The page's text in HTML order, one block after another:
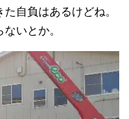
自負はあるけどね。
いとか。